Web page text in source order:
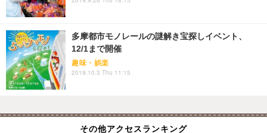
多摩都市モノレールの謎解き宝探しイベント、
12/1まで開催
趣味・娯楽
2019.10.3 Thu 11:15
その他アクセスランキング